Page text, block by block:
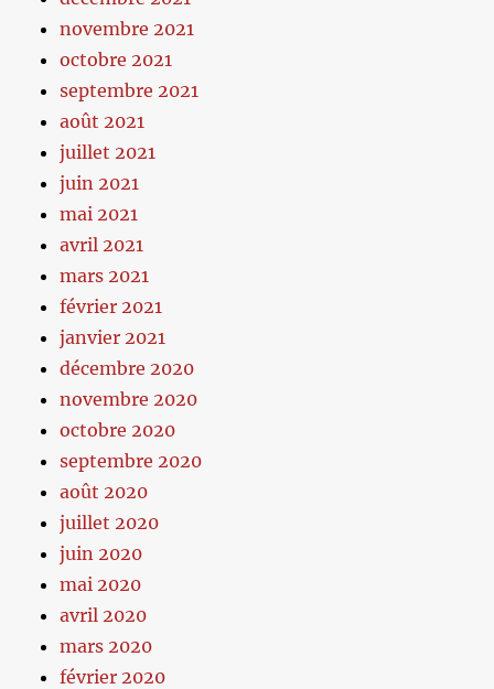
novembre 2021
octobre 2021
septembre 2021
août 2021
juillet 2021
juin 2021
mai 2021
avril 2021
mars 2021
février 2021
janvier 2021
décembre 2020
novembre 2020
octobre 2020
septembre 2020
août 2020
juillet 2020
juin 2020
mai 2020
avril 2020
mars 2020
février 2020